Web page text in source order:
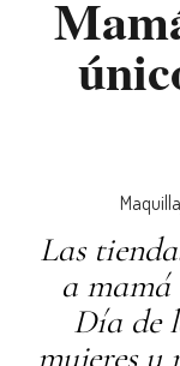
Las
a mamá
Día de
mujeres y